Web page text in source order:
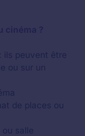
: ils peuvent être
ou sur un
de places ou
ou salle